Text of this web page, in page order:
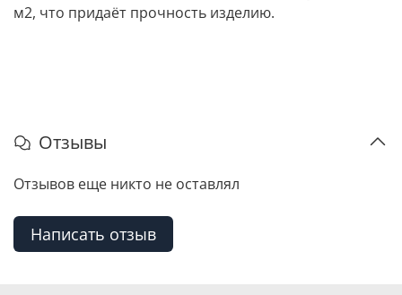
м2, что придаёт прочность изделию.
Отзывы
Отзывов еще никто не оставлял
Написать отзыв